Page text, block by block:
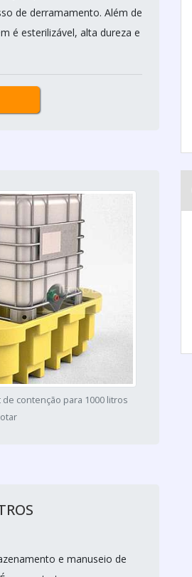
de derramamento. Além de
é esterilizável, alta dureza e
contenção para 1000 litros
e manuseio de